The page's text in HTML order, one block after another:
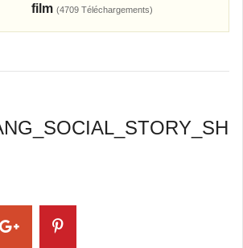
film (4709 Téléchargements)